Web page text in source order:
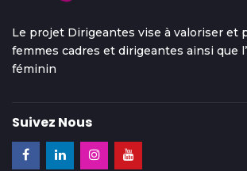
Le projet Dirigeantes vise à valoriser et
femmes cadres et dirigeantes ainsi que
féminin
Suivez Nous